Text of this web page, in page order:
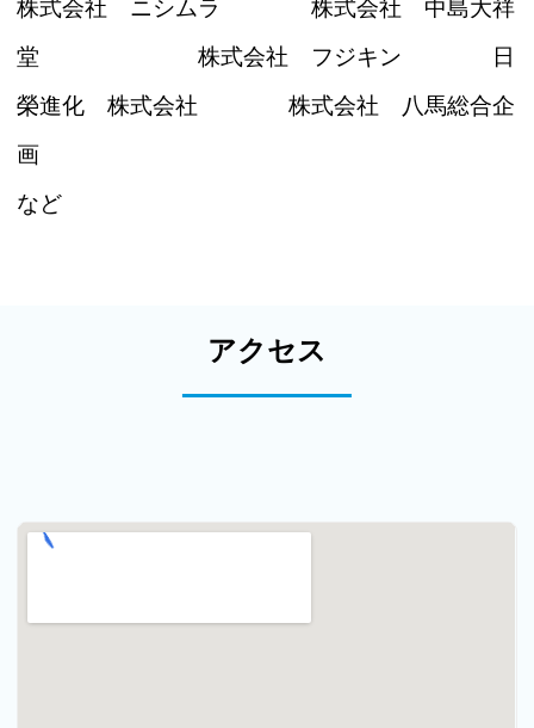
株式会社 ニシムラ 株式会社 中島大祥
堂 株式会社 フジキン 日
榮進化 株式会社 株式会社 八馬総合企
画
など
アクセス